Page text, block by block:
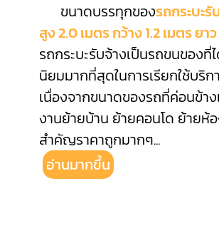
ขนาดบรรทุกของรถกระบะรั
สูง 2.0 เมตร กว้าง 1.2 เมตร ยา
รถกระบะรับจ้างเป็นรถขนของที่
นิยมมากที่สุดในการเรียกใช้บริก
เนื่องจากขนาดของรถที่ค่อนข้าง
งานย้ายบ้าน ย้ายคอนโด ย้ายห้
สำคัญราคาถูกมากๆ...
อ่านมากขึ้น